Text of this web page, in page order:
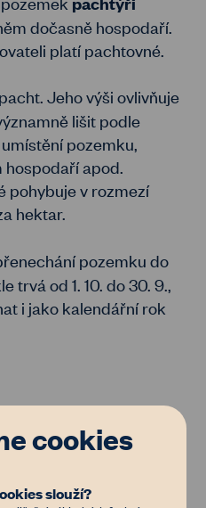
dočasně hospodaří.
platí pachtovné.
Jeho výši ovlivňuje
lišit podle
pozemku,
hospodaří apod.
pohybuje v rozmezí
hektar.
pozemku do
trvá od 1. 10. do 30. 9.,
i jako kalendářní rok
rozrušování a
povrchu, ale v
se z pole odnáší
cookies
slouží?